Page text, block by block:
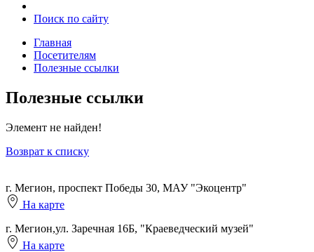
Поиск по сайту
Главная
Посетителям
Полезные ссылки
Полезные ссылки
Элемент не найден!
Возврат к списку
г. Мегион, проспект Победы 30, МАУ "Экоцентр"
На карте
г. Мегион,ул. Заречная 16Б, "Краеведческий музей"
На карте